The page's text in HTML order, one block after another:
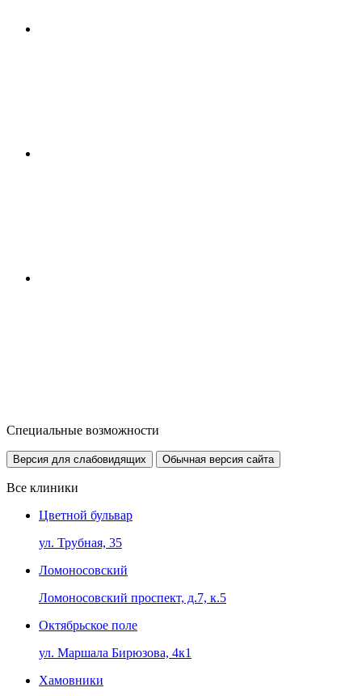
Специальные возможности
Версия для слабовидящих Обычная версия сайта
Все клиники
Цветной бульвар
ул. Трубная, 35
Ломоносовский
Ломоносовский проспект, д.7, к.5
Октябрьское поле
ул. Маршала Бирюзова, 4к1
Хамовники